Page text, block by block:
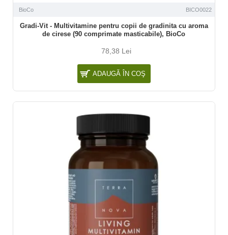
BioCo BICO0022
Gradi-Vit - Multivitamine pentru copii de gradinita cu aroma
de cirese (90 comprimate masticabile), BioCo
78,38 Lei
ADAUGĂ ÎN COŞ